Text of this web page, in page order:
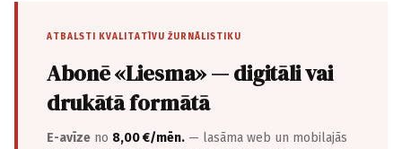
ATBALSTI KVALITATĪVU ŽURNĀLISTIKU
Abonē «Liesma» — digitāli vai
drukātā formātā
E-avīze no 8,00 €/mēn. — lasāma web un mobilajās